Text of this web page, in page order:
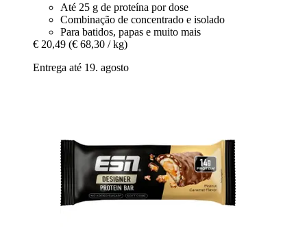
Até 25 g de proteína por dose
Combinação de concentrado e isolado
Para batidos, papas e muito mais
€ 20,49 (€ 68,30 / kg)
Entrega até 19. agosto